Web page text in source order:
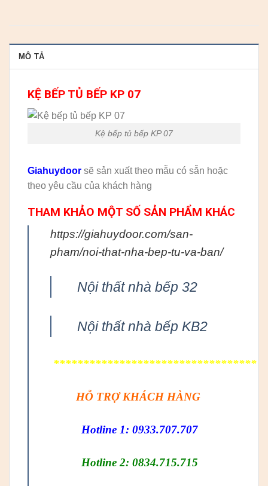
MÔ TẢ
KỆ BẾP TỦ BẾP KP 07
Kệ bếp tủ bếp KP 07
Giahuydoor sẽ sản xuất theo mẫu có sẵn hoặc
theo yêu cầu của khách hàng
THAM KHẢO MỘT SỐ SẢN PHẨM KHÁC
https://giahuydoor.com/san-
pham/noi-that-nha-bep-tu-va-ban/
Nội thất nhà bếp 32
Nội thất nhà bếp KB2
**********************************
HỖ TRỢ KHÁCH HÀNG
Hotline 1: 0933.707.707
Hotline 2: 0834.715.715